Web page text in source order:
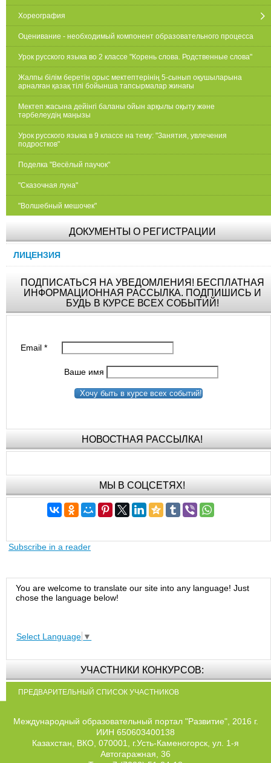
Хореография
Оценивание - необходимый компонент образовательного процесса
Урок русского языка во 2 классе "Корень слова. Родственные слова"
Жалпы білім беретін орыс мектептерінің 5-сынып оқушыларына
арналған қазақ тілі бойынша тапсырмалар жинағы
Мектеп жасына дейінгі баланы ойын арқылы оқыту және
тәрбелеудің маңызы
Урок русского языка в 9 классе на тему: "Занятия, увлечения
подростков"
Поделка "Весёлый паучок"
"Сказочная луна"
"Волшебный мешочек"
ДОКУМЕНТЫ О РЕГИСТРАЦИИ
ЛИЦЕНЗИЯ
ПОДПИСАТЬСЯ НА УВЕДОМЛЕНИЯ! БЕСПЛАТНАЯ
ИНФОРМАЦИОННАЯ РАССЫЛКА. ПОДПИШИСЬ И
БУДЬ В КУРСЕ ВСЕХ СОБЫТИЙ!
Email*
Ваше имя
Хочу быть в курсе всех событий!
НОВОСТНАЯ РАССЫЛКА!
МЫ В СОЦСЕТЯХ!
Subscribe in a reader
You are welcome to translate our site into any language! Just
chose the language below!
Select Language ▼
УЧАСТНИКИ КОНКУРСОВ:
ПРЕДВАРИТЕЛЬНЫЙ СПИСОК УЧАСТНИКОВ
Международный образовательный портал "Развитие", 2016 г.
ИИН 650603400138
Казахстан, ВКО, 070001, г.Усть-Каменогорск, ул. 1-я
Автогаражная, 36